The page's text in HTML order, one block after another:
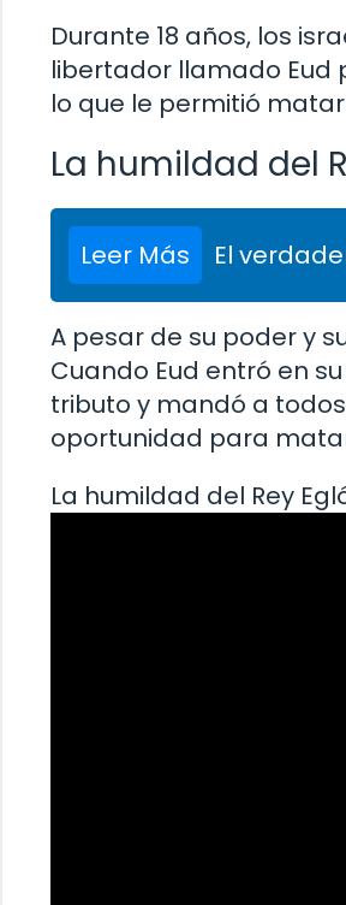
Durante 18 años, los
libertador llamado Eud
lo que le permitió
La humildad del
Leer Más El
A pesar de su poder y
Cuando Eud entró en
tributo y mandó a
oportunidad para
La humildad del Rey